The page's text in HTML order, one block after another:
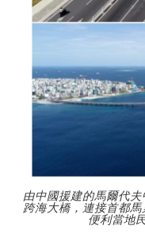
由中國援建的馬爾代
跨海大橋，連接首都
便利當地